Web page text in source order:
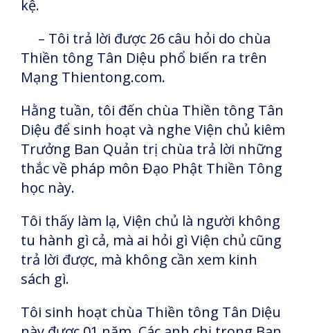
kệ.
– Tôi trả lời được 26 câu hỏi do chùa
Thiền tông Tân Diệu phổ biến ra trên
Mạng Thientong.com.
Hằng tuần, tôi đến chùa Thiền tông Tân
Diệu để sinh hoạt và nghe Viện chủ kiêm
Trưởng Ban Quản trị chùa trả lời những
thắc về pháp môn Đạo Phật Thiền Tông
học này.
Tôi thấy làm lạ, Viện chủ là người không
tu hành gì cả, mà ai hỏi gì Viện chủ cũng
trả lời được, mà không cần xem kinh
sách gì.
Tôi sinh hoạt chùa Thiền tông Tân Diệu